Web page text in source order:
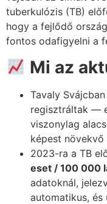
tuberkulózis (TB)
hogy a fejlődő
fontos odafigyelni a
Mi az
Tavaly
regisztráltak —
viszonylag
képest növekvő
2023-ra a TB
eset / 100 000
adatoknál,
automatikus, és